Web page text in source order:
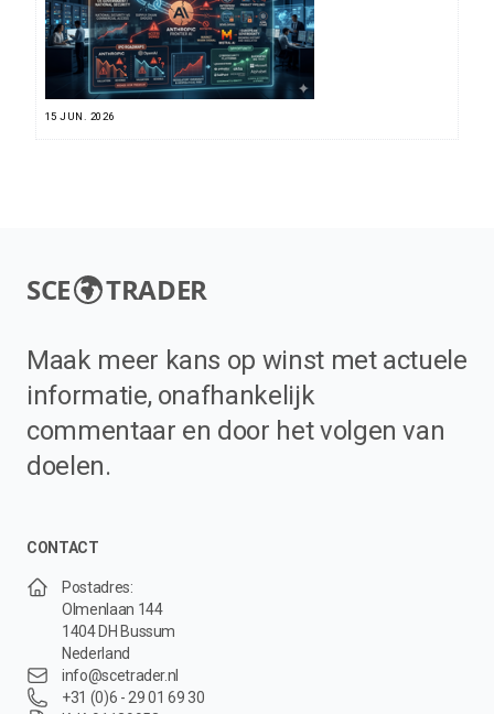
15 JUN. 2026
SCE TRADER
Maak meer kans op winst met actuele
informatie, onafhankelijk
commentaar en door het volgen van
doelen.
CONTACT
Postadres:
Olmenlaan 144
1404 DH Bussum
Nederland
info@scetrader.nl
+31 (0)6 - 29 01 69 30